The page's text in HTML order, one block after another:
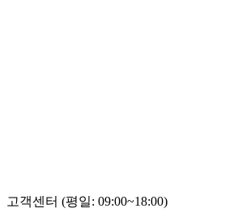
고객센터 (평일: 09:00~18:00)